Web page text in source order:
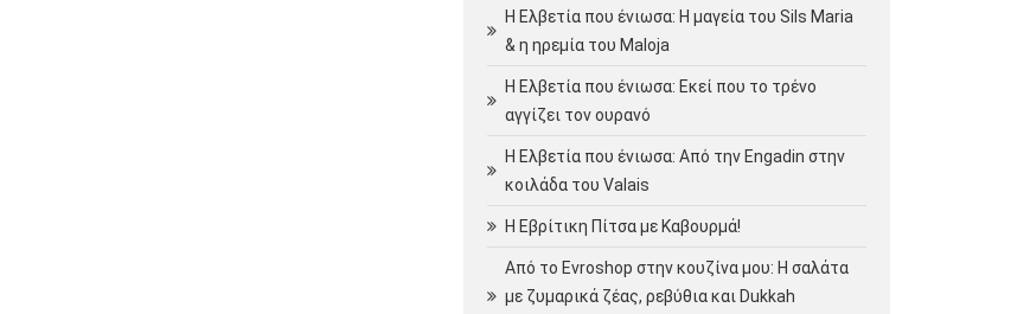
Η Ελβετία που ένιωσα: Η μαγεία του Sils Maria
& η ηρεμία του Maloja
Η Ελβετία που ένιωσα: Εκεί που το τρένο
αγγίζει τον ουρανό
Η Ελβετία που ένιωσα: Από την Engadin στην
κοιλάδα του Valais
Η Εβρίτικη Πίτσα με Καβουρμά!
Από το Evroshop στην κουζίνα μου: Η σαλάτα
με ζυμαρικά ζέας, ρεβύθια και Dukkah